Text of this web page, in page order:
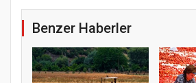
Benzer Haberler